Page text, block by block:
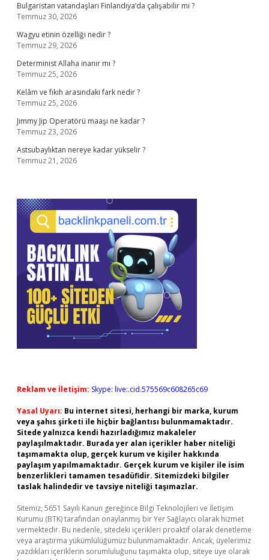
Bulgaristan vatandaşları Finlandiya’da çalışabilir mi ?
Temmuz 30, 2026
Wagyu etinin özelliği nedir ?
Temmuz 29, 2026
Determinist Allaha inanır mı ?
Temmuz 25, 2026
Kelâm ve fıkıh arasındaki fark nedir ?
Temmuz 25, 2026
Jimmy Jip Operatörü maaşı ne kadar ?
Temmuz 23, 2026
Astsubaylıktan nereye kadar yükselir ?
Temmuz 21, 2026
Reklam ve İletişim: Skype: live:.cid.575569c608265c69
Yasal Uyarı: Bu internet sitesi, herhangi bir marka, kurum
veya şahıs şirketi ile hiçbir bağlantısı bulunmamaktadır.
Sitede yalnızca kendi hazırladığımız makaleler
paylaşılmaktadır. Burada yer alan içerikler haber niteliği
taşımamakta olup, gerçek kurum ve kişiler hakkında
paylaşım yapılmamaktadır. Gerçek kurum ve kişiler ile isim
benzerlikleri tamamen tesadüfidir. Sitemizdeki bilgiler
taslak halindedir ve tavsiye niteliği taşımazlar.
Sitemiz, 5651 Sayılı Kanun gereğince Bilgi Teknolojileri ve İletişim
Kurumu (BTK) tarafından onaylanmış bir Yer Sağlayıcı olarak hizmet
vermektedir. Bu nedenle, sitedeki içerikleri proaktif olarak denetleme
veya araştırma yükümlülüğümüz bulunmamaktadır. Ancak, üyelerimiz
yazdıkları içeriklerin sorumluluğunu taşımakta olup, siteye üye olarak